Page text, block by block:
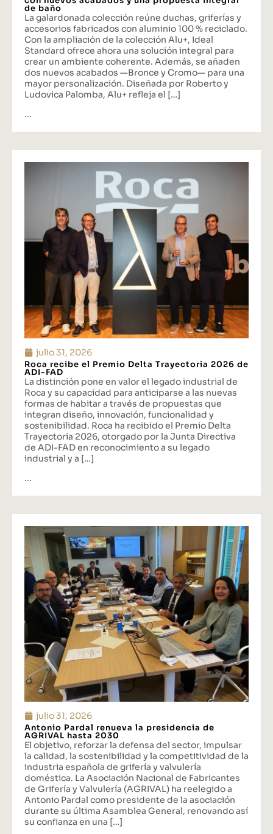
de baño
La galardonada colección reúne duchas, griferías y
accesorios fabricados con aluminio 100 % reciclado.
Con la ampliación de la colección Alu+, Ideal
Standard ofrece ahora una solución integral para
crear un ambiente coherente. Además, se añaden
dos nuevos acabados —Bronce y Cromo— para una
mayor personalización. Diseñada por Roberto y
Ludovica Palomba, Alu+ refleja el […]
...
julio 31, 2026
Roca recibe el Premio Delta Trayectoria 2026 de
ADI-FAD
La distinción pone en valor el legado industrial de
Roca y su capacidad para anticiparse a las nuevas
formas de habitar a través de propuestas que
integran diseño, innovación, funcionalidad y
sostenibilidad. Roca ha recibido el Premio Delta
Trayectoria 2026, otorgado por la Junta Directiva
de ADI-FAD en reconocimiento a su legado
industrial y a […]
...
julio 31, 2026
Antonio Pardal renueva la presidencia de
AGRIVAL hasta 2030
El objetivo, reforzar la defensa del sector, impulsar
la calidad, la sostenibilidad y la competitividad de la
industria española de grifería y valvulería
doméstica. La Asociación Nacional de Fabricantes
de Grifería y Valvulería (AGRIVAL) ha reelegido a
Antonio Pardal como presidente de la asociación
durante su última Asamblea General, renovando así
su confianza en una […]